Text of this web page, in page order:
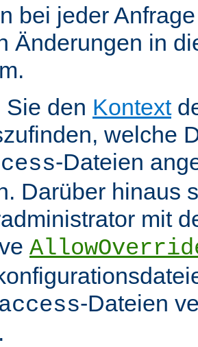
bei jeder
Änderungen in
Sie den Kontext
welche
-Dateien
Darüber hinaus
mit
-Dateien